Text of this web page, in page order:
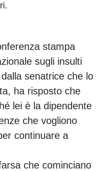
stampa
sugli insulti
senatrice che lo
ha risposto che
lei è la dipendente
che vogliono
continuare a
che cominciano